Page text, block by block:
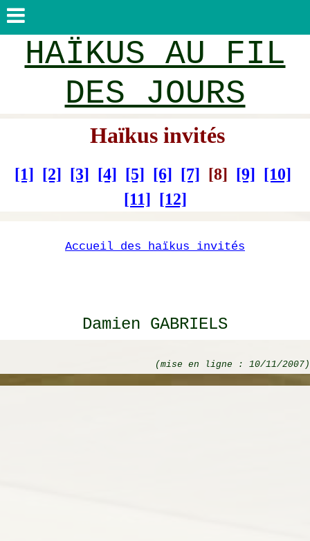
HAÏKUS AU FIL
DES JOURS
Haïkus invités
[1] [2] [3] [4] [5] [6] [7] [8] [9] [10]
[11] [12]
Accueil des haïkus invités
Damien GABRIELS
(mise en ligne : 10/11/2007)